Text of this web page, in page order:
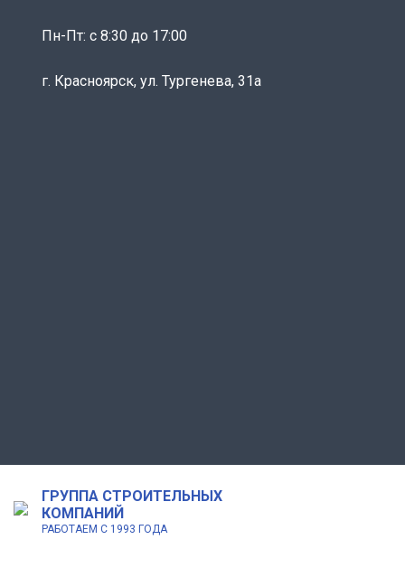
Пн-Пт: c 8:30 до 17:00
г. Красноярск, ул. Тургенева, 31а
ГРУППА СТРОИТЕЛЬНЫХ
КОМПАНИЙ
РАБОТАЕМ С 1993 ГОДА